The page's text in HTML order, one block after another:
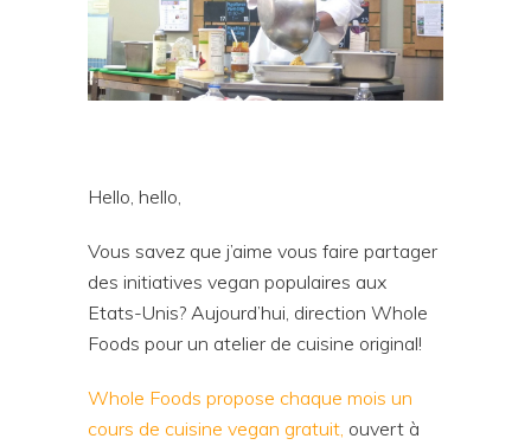
Hello, hello,
Vous savez que j’aime vous faire partager
des initiatives vegan populaires aux
Etats-Unis? Aujourd’hui, direction Whole
Foods pour un atelier de cuisine original!
Whole Foods propose chaque mois un
cours de cuisine vegan gratuit, ouvert à